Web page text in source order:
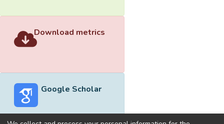
Download metrics
Google Scholar